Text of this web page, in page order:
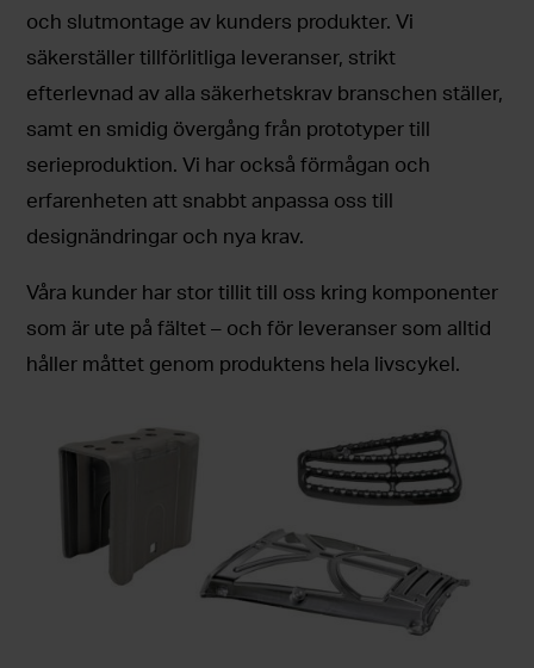
och slutmontage av kunders produkter. Vi
säkerställer tillförlitliga leveranser, strikt
efterlevnad av alla säkerhetskrav branschen ställer,
samt en smidig övergång från prototyper till
serieproduktion. Vi har också förmågan och
erfarenheten att snabbt anpassa oss till
designändringar och nya krav.
Våra kunder har stor tillit till oss kring komponenter
som är ute på fältet – och för leveranser som alltid
håller måttet genom produktens hela livscykel.